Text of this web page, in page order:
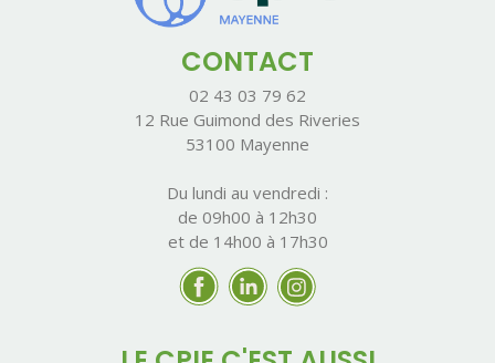
CONTACT
02 43 03 79 62
12 Rue Guimond des Riveries
53100 Mayenne
Du lundi au vendredi :
de 09h00 à 12h30
et de 14h00 à 17h30